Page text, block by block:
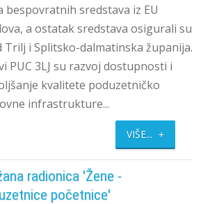
bespovratnih sredstava iz EU
a ostatak sredstava osigurali su
Trilj i Splitsko-dalmatinska županija.
PUC 3LJ su razvoj dostupnosti i
kvalitete poduzetničko
infrastrukture...
VIŠE...
radionica 'Žene -
početnice'